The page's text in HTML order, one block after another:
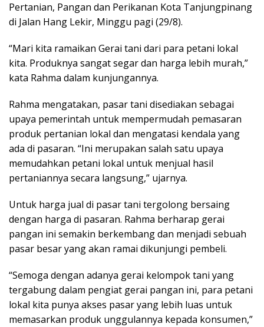
Pertanian, Pangan dan Perikanan Kota Tanjungpinang
di Jalan Hang Lekir, Minggu pagi (29/8).
“Mari kita ramaikan Gerai tani dari para petani lokal
kita. Produknya sangat segar dan harga lebih murah,”
kata Rahma dalam kunjungannya.
Rahma mengatakan, pasar tani disediakan sebagai
upaya pemerintah untuk mempermudah pemasaran
produk pertanian lokal dan mengatasi kendala yang
ada di pasaran. “Ini merupakan salah satu upaya
memudahkan petani lokal untuk menjual hasil
pertaniannya secara langsung,” ujarnya.
Untuk harga jual di pasar tani tergolong bersaing
dengan harga di pasaran. Rahma berharap gerai
pangan ini semakin berkembang dan menjadi sebuah
pasar besar yang akan ramai dikunjungi pembeli.
“Semoga dengan adanya gerai kelompok tani yang
tergabung dalam pengiat gerai pangan ini, para petani
lokal kita punya akses pasar yang lebih luas untuk
memasarkan produk unggulannya kepada konsumen,”